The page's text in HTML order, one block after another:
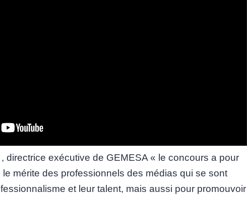
directrice exécutive de GEMESA « le concours a pour
mérite des professionnels des médias qui se sont
et leur talent, mais aussi pour promouvoir